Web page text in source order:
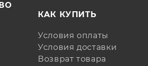
КАК КУПИТЬ
Условия оплаты
Условия доставки
Возврат товара